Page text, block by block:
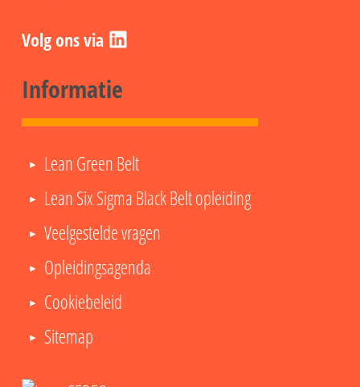
Informatie
Lean Green Belt
Lean Six Sigma Black Belt opleiding
Veelgestelde vragen
Opleidingsagenda
Cookiebeleid
Sitemap